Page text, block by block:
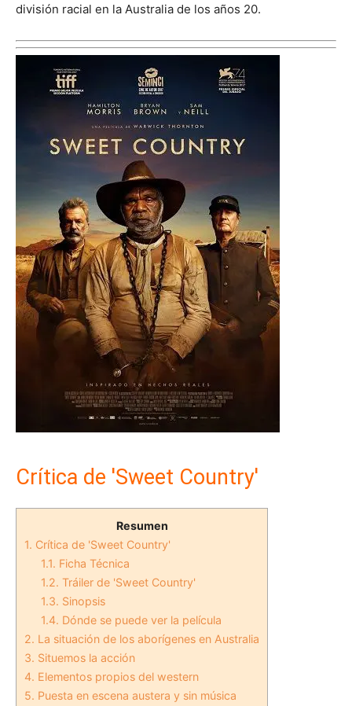
división racial en la Australia de los años 20.
Crítica de 'Sweet Country'
Resumen
1. Crítica de 'Sweet Country'
1.1. Ficha Técnica
1.2. Tráiler de 'Sweet Country'
1.3. Sinopsis
1.4. Dónde se puede ver la película
2. La situación de los aborígenes en Australia
3. Situemos la acción
4. Elementos propios del western
5. Puesta en escena austera y sin música